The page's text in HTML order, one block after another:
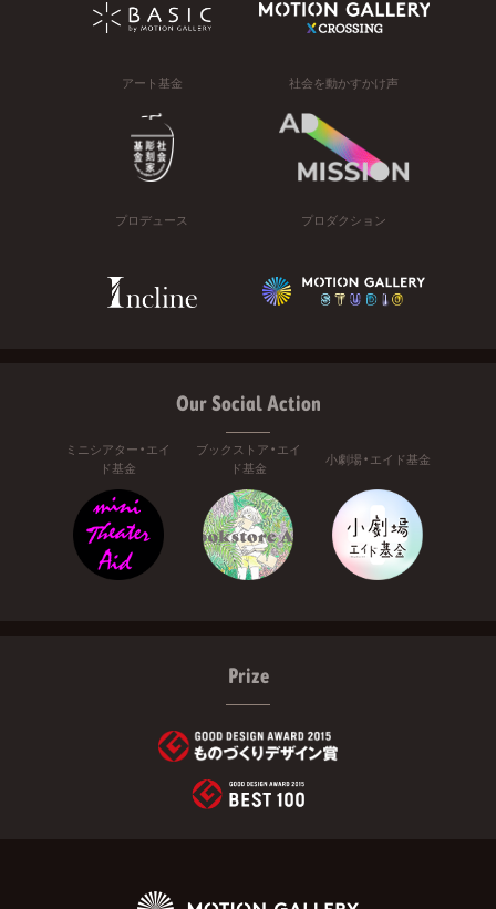
アート基金 社会を動かすかけ声
プロデュース プロダクション
Our Social Action
ミニシアター・エイ
ド基金
ブックストア・エイ
ド基金
小劇場・エイド基金
Prize